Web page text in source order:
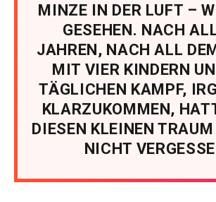
MINZE IN DER LUFT –
GESEHEN. NACH
JAHREN, NACH ALL
MIT VIER KINDERN
TÄGLICHEN KAMPF,
KLARZUKOMMEN,
DIESEN KLEINEN
NICHT